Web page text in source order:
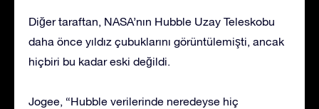
Diğer taraftan, NASA’nın Hubble Uzay Teleskobu
daha önce yıldız çubuklarını görüntülemişti, ancak
hiçbiri bu kadar eski değildi.
Jogee, “Hubble verilerinde neredeyse hiç